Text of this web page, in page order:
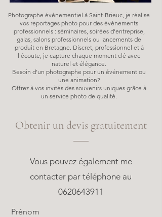
Photographe événementiel à Saint-Brieuc, je réalise
vos reportages photo pour des événements
professionnels : séminaires, soirées d'entreprise,
galas, salons professionnels ou lancements de
produit en Bretagne. Discret, professionnel et à
l’écoute, je capture chaque moment clé avec
naturel et élégance.
Besoin d’un photographe pour un événement ou
une animation?
Offrez à vos invités des souvenirs uniques grâce à
un service photo de qualité.
Obtenir un devis gratuitement
Vous pouvez également me
contacter par téléphone au
0620643911
Prénom